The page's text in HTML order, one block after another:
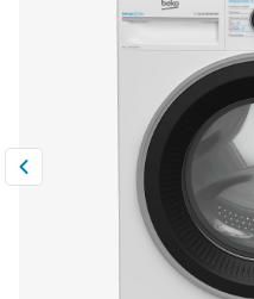
Климатическая